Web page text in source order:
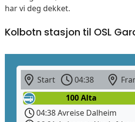
har vi deg dekket.
Kolbotn stasjon til OSL
Start 04:38
100 Alta
04:38 Avreise Dalheim